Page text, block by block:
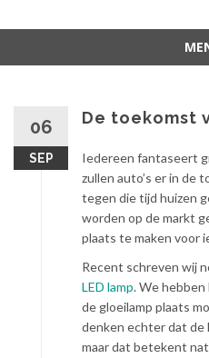
06
SEP
De toekomst
Iedereen fantaseert
zullen auto’s er in de
tegen die tijd huizen
worden op de markt
plaats te maken voor
Recent schreven wij
LED lamp. We hebben
de gloeilamp plaats
denken echter dat de
maar dat betekent